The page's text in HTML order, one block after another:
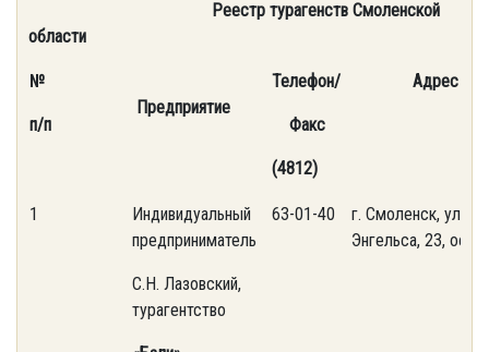
Реестр турагенств Смоленской
области
№
п/п
Предприятие
Телефон/
Факс
(4812)
Адрес
1
Индивидуальный
предприниматель
С.Н. Лазовский,
турагентство
63-01-40
г. Смоленск, ул.
Энгельса, 23, оф. 1